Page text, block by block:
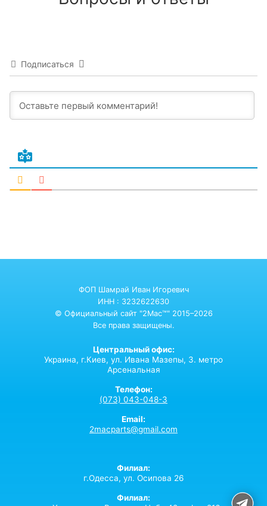
Подписаться
ФОП Шамрай Иван Игоревич
ИНН : 3232622630
© Официальный сайт "2Mac™" 2015–2026
Все права защищены.
Центральный офис:
Украина, г.Киев, ул. Ивана Мазепы, 3. метро
Арсенальная
Телефон:
(073) 043-048-3
Email:
2macparts@gmail.com
Филиал:
г.Одесса, ул. Осипова 26
Филиал: